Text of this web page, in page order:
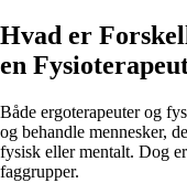
Hvad er
en
Både ergoterapeuter og
og behandle mennesker,
fysisk eller mentalt. Dog
faggrupper.